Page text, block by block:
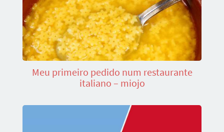
Meu primeiro pedido num restaurante
italiano – miojo